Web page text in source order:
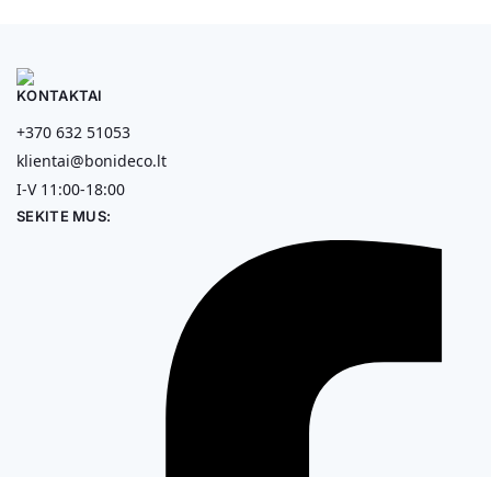
KONTAKTAI
+370 632 51053
klientai@bonideco.lt
I-V 11:00-18:00
SEKITE MUS: